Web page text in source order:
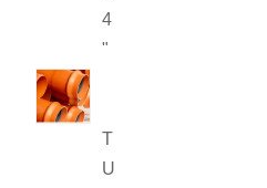
4
"
T
U